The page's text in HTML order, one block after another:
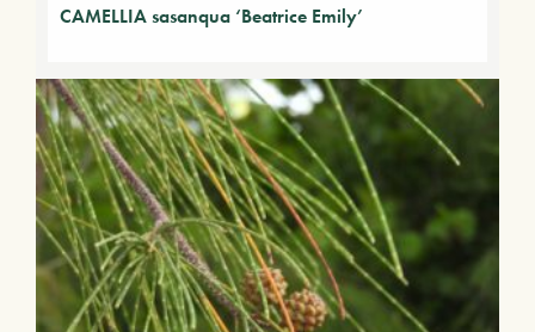
CAMELLIA sasanqua ‘Beatrice Emily’